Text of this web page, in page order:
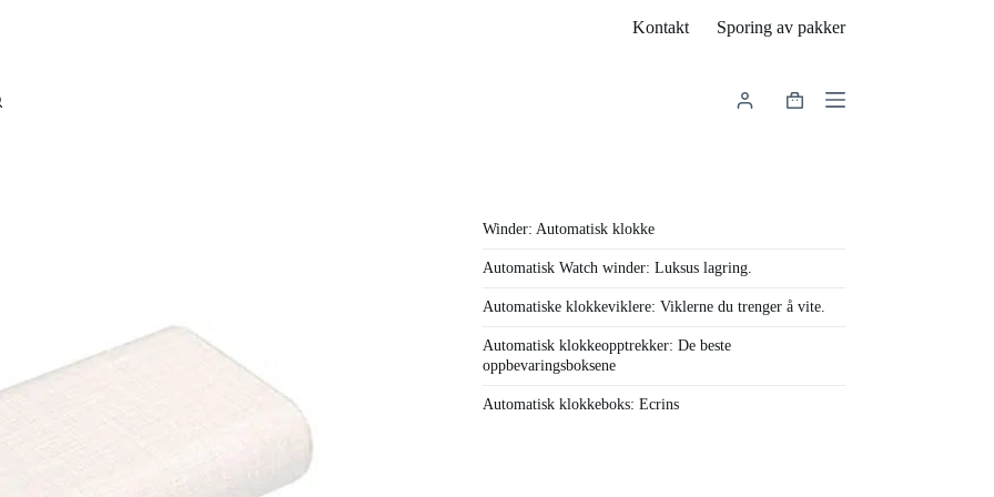
Kontakt Sporing av pakker
Handlekurv
Winder: Automatisk klokke
Automatisk Watch winder: Luksus lagring.
Automatiske klokkeviklere: Viklerne du trenger å vite.
Automatisk klokkeopptrekker: De beste
oppbevaringsboksene
Automatisk klokkeboks: Ecrins